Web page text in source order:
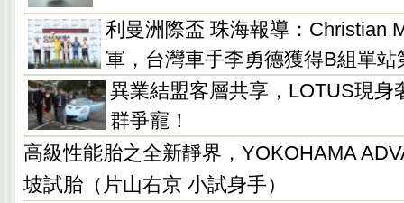
利曼洲際盃 珠海報導：Christian
軍，台灣車手李勇德獲得B組單站
異業結盟客層共享，LOTUS現身
群爭寵！
高級性能胎之全新靜界，YOKOHAMA
坡試胎（片山右京 小試身手）